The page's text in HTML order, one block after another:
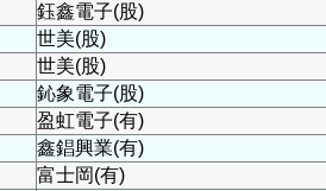
鈺鑫電子(股)
世美(股)
世美(股)
鈊象電子(股)
盈虹電子(有)
鑫錩興業(有)
富士岡(有)